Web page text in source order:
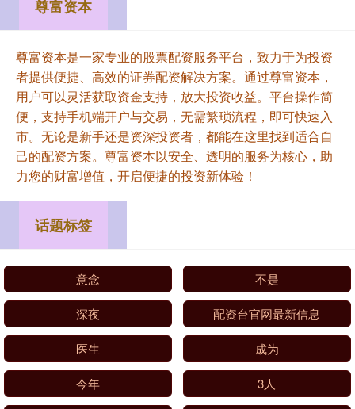
尊富资本
尊富资本是一家专业的股票配资服务平台，致力于为投资
者提供便捷、高效的证券配资解决方案。通过尊富资本，
用户可以灵活获取资金支持，放大投资收益。平台操作简
便，支持手机端开户与交易，无需繁琐流程，即可快速入
市。无论是新手还是资深投资者，都能在这里找到适合自
己的配资方案。尊富资本以安全、透明的服务为核心，助
力您的财富增值，开启便捷的投资新体验！
话题标签
意念 不是
深夜 配资台官网最新信息
医生 成为
今年 3人